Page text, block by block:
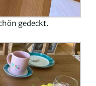
gedeckt.